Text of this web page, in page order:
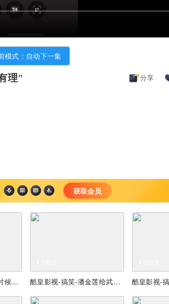
模式：自动下一集
理" 分享
获取会员
酷皇影视-搞笑-水灾的时候，老大哥在洪水里游泳 酷皇影视-搞笑-潘金莲给武大郎喂药